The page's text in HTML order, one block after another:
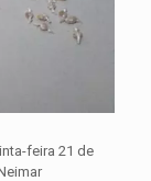
feira 21 de